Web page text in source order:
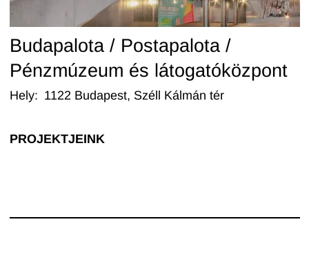
Budapalota / Postapalota /
Pénzmúzeum és látogatóközpont
Hely: 1122 Budapest, Széll Kálmán tér
PROJEKTJEINK